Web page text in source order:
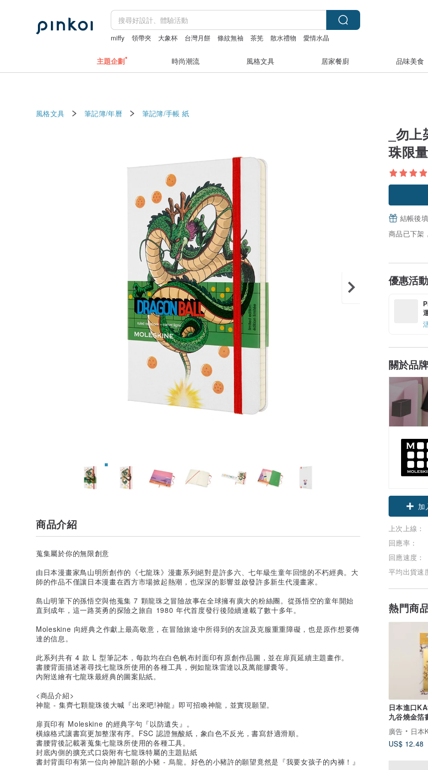
miffy 領帶夾 大象杯 台灣月餅 條紋無袖 茶筅 散水禮物 愛情水晶
主題企劃 時尚潮流 風格文具 居家餐廚 品味美食
風格文具 筆記簿/年曆 筆記簿/手帳 紙
_勿
珠限
結帳後
商品已下架
優惠活動
關於品牌
加
上次上線：
回應率：
回應速度：
平均出貨速
熱門商
日本進口
九谷燒金箔
柴田有希佳繪
廣告
日本
US$ 12.48
商品介紹
蒐集屬於你的無限創意
由日本漫畫家鳥山明所創作的《七龍珠》漫畫系列絕對是許多六、七年級生童年回憶的不朽經典。大
師的作品不僅讓日本漫畫在西方市場掀起熱潮，也深深的影響並啟發許多新生代漫畫家。
島山明筆下的孫悟空與他蒐集 7 顆龍珠之冒險故事在全球擁有廣大的粉絲團。從孫悟空的童年開始
直到成年，這一路英勇的探險之旅自 1980 年代首度發行後陸續連載了數十多年。
Moleskine 向經典之作獻上最高敬意，在冒險旅途中所得到的友誼及克服重重障礙，也是原作想要傳
達的信息。
此系列共有 4 款 L 型筆記本，每款均在白色帆布封面印有原創作品圖，並在扉頁延續主題畫作。
書腰背面描述著尋找七龍珠所使用的各種工具，例如龍珠雷達以及萬能膠囊等。
內附送繪有七龍珠最經典的圖案貼紙。
<商品介紹>
神龍 - 集齊七顆龍珠後大喊『出來吧!神龍』即可招喚神龍，並實現願望。
扉頁印有 Moleskine 的經典字句『以防遺失』。
橫線格式讓書寫更加整潔有序。FSC 認證無酸紙，象白色不反光，書寫舒適滑順。
書腰背後記載著蒐集七龍珠所使用的各種工具。
封底內側的擴充式口袋附有七龍珠特屬的主題貼紙
書封背面印有第一位向神龍許願的小豬 - 烏龍。好色的小豬許的願望竟然是『我要女孩子的內褲！』